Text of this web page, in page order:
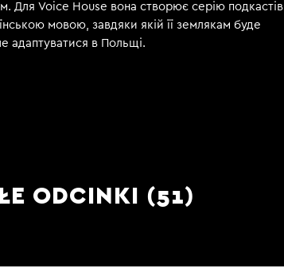
Для Voice House вона створює серію подкастів
мовою, завдяки якій її землякам буде
адаптуватися в Польщі.
ODCINKI (51)